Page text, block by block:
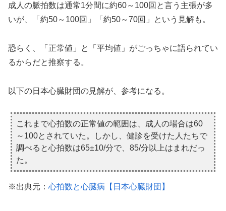
成人の脈拍数は通常1分間に約60～100回と言う主張が多
いが、「約50～100回」「約50～70回」という見解も。
恐らく、「正常値」と「平均値」がごっちゃに語られてい
るからだと推察する。
以下の日本心臓財団の見解が、参考になる。
これまで心拍数の正常値の範囲は、成人の場合は60
～100とされていた。しかし、健診を受けた人たちで
調べると心拍数は65±10/分で、85/分以上はまれだっ
た。
※出典元： 心拍数と心臓病【日本心臓財団】